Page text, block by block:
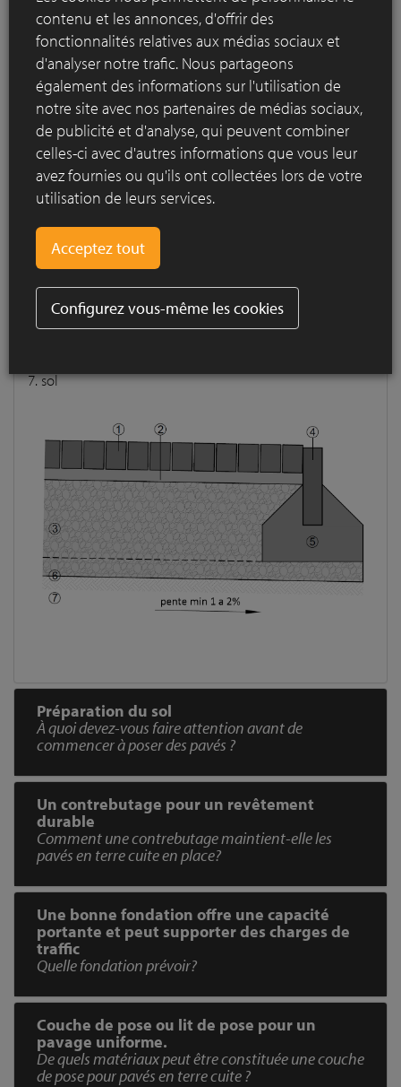
Construction d'un pavement en pavés en
terre cuite
En quoi consiste un pavage de qualité ?
Construction d'un pavement en
pavés en terre cuite
En quoi consiste un pavage de qualité ?
1. pavés en terre cuite jointoyés
2. couche de pose
3. fondation et éventuelle sous fondation
4. bordure
7. sol
Préparation du sol
À quoi devez-vous faire attention avant de
commencer à poser des pavés ?
Un contrebutage pour un revêtement
durable
Comment une contrebutage maintient-elle les
pavés en terre cuite en place?
Une bonne fondation offre une capacité
portante et peut supporter des charges de
traffic
Quelle fondation prévoir?
Couche de pose ou lit de pose pour un
pavage uniforme.
De quels matériaux peut être constituée une couche
de pose pour pavés en terre cuite ?
contenu et les annonces, d'offrir des
fonctionnalités relatives aux médias sociaux et
d'analyser notre trafic. Nous partageons
également des informations sur l'utilisation de
notre site avec nos partenaires de médias sociaux,
de publicité et d'analyse, qui peuvent combiner
celles-ci avec d'autres informations que vous leur
avez fournies ou qu'ils ont collectées lors de votre
utilisation de leurs services.
Configurez vous-même les cookies